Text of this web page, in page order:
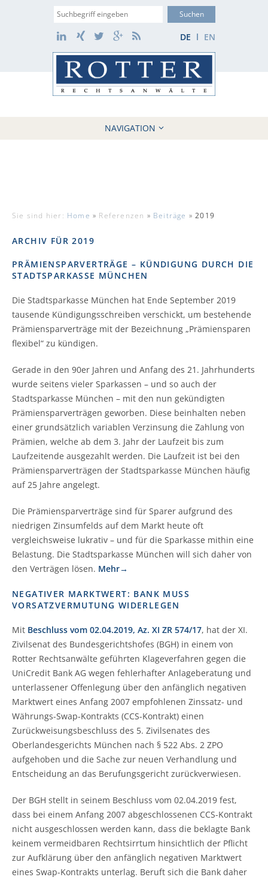
Suche
DE EN
LinkedIn
Xing TwitterGoogle+
RSS
NAVIGATION
REFERENZEN
Sie sind hier: Home » Referenzen » Beiträge »2019
ARCHIV FÜR 2019
PRÄMIENSPARVERTRÄGE – KÜNDIGUNG DURCH DIE
STADTSPARKASSE MÜNCHEN
Die Stadtsparkasse München hat Ende September 2019
tausende Kündigungsschreiben verschickt, um bestehende
Prämiensparverträge mit der Bezeichnung „Prämiensparen
flexibel“ zu kündigen.
Gerade in den 90er Jahren und Anfang des 21. Jahrhunderts
wurde seitens vieler Sparkassen – und so auch der
Stadtsparkasse München – mit den nun gekündigten
Prämiensparverträgen geworben. Diese beinhalten neben
einer grundsätzlich variablen Verzinsung die Zahlung von
Prämien, welche ab dem 3. Jahr der Laufzeit bis zum
Laufzeitende ausgezahlt werden. Die Laufzeit ist bei den
Prämiensparverträgen der Stadtsparkasse München häufig
auf 25 Jahre angelegt.
Die Prämiensparverträge sind für Sparer aufgrund des
niedrigen Zinsumfelds auf dem Markt heute oft
vergleichsweise lukrativ – und für die Sparkasse mithin eine
Belastung. Die Stadtsparkasse München will sich daher von
den Verträgen lösen. Mehr→
NEGATIVER MARKTWERT: BANK MUSS
VORSATZVERMUTUNG WIDERLEGEN
Mit Beschluss vom 02.04.2019, Az. XI ZR 574/17, hat der XI.
Zivilsenat des Bundesgerichtshofes (BGH) in einem von
Rotter Rechtsanwälte geführten Klageverfahren gegen die
UniCredit Bank AG wegen fehlerhafter Anlageberatung und
unterlassener Offenlegung über den anfänglich negativen
Marktwert eines Anfang 2007 empfohlenen Zinssatz- und
Währungs-Swap-Kontrakts (CCS-Kontrakt) einen
Zurückweisungsbeschluss des 5. Zivilsenates des
Oberlandesgerichts München nach § 522 Abs. 2 ZPO
aufgehoben und die Sache zur neuen Verhandlung und
Entscheidung an das Berufungsgericht zurückverwiesen.
Der BGH stellt in seinem Beschluss vom 02.04.2019 fest,
dass bei einem Anfang 2007 abgeschlossenen CCS-Kontrakt
nicht ausgeschlossen werden kann, dass die beklagte Bank
keinem vermeidbaren Rechtsirrtum hinsichtlich der Pflicht
zur Aufklärung über den anfänglich negativen Marktwert
eines Swap-Kontrakts unterlag. Beruft sich die Bank daher